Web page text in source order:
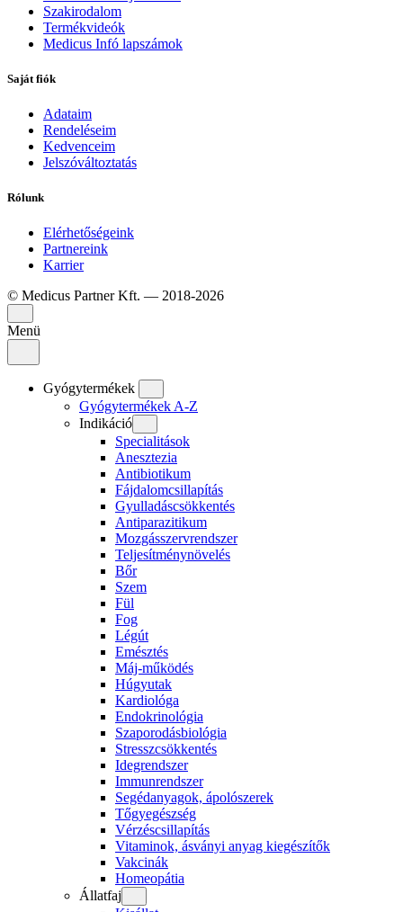
Szakirodalom
Termékvideók
Medicus Infó lapszámok
Saját fiók
Adataim
Rendeléseim
Kedvenceim
Jelszóváltoztatás
Rólunk
Elérhetőségeink
Partnereink
Karrier
© Medicus Partner Kft. — 2018-2026
Menü
Gyógytermékek
Gyógytermékek A-Z
Indikáció
Specialitások
Anesztezia
Antibiotikum
Fájdalomcsillapítás
Gyulladáscsökkentés
Antiparazitikum
Mozgásszervrendszer
Teljesítménynövelés
Bőr
Szem
Fül
Fog
Légút
Emésztés
Máj-működés
Húgyutak
Kardiológa
Endokrinológia
Szaporodásbiológia
Stresszcsökkentés
Idegrendszer
Immunrendszer
Segédanyagok, ápolószerek
Tőgyegészség
Vérzéscsillapítás
Vitaminok, ásványi anyag kiegészítők
Vakcinák
Homeopátia
Állatfaj